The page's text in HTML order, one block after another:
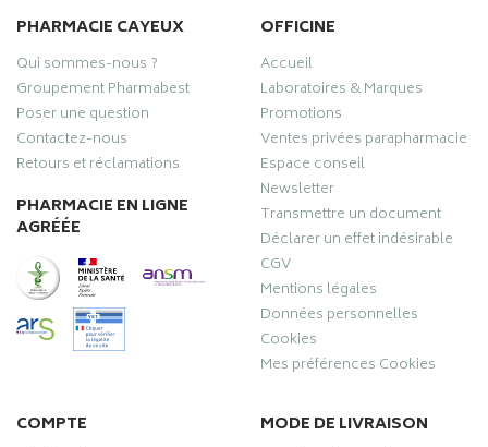
PHARMACIE CAYEUX
Qui sommes-nous ?
Groupement Pharmabest
Poser une question
Contactez-nous
Retours et réclamations
PHARMACIE EN LIGNE
AGRÉÉE
OFFICINE
Accueil
Laboratoires & Marques
Promotions
Ventes privées parapharmacie
Espace conseil
Newsletter
Transmettre un document
Déclarer un effet indésirable
CGV
Mentions légales
Données personnelles
Cookies
Mes préférences Cookies
COMPTE MODE DE LIVRAISON